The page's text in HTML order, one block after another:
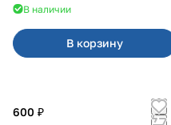
В наличии
В корзину
600 ₽